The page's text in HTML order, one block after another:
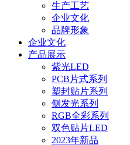
生产工艺
企业文化
品牌形象
企业文化
产品展示
紫光LED
PCB片式系列
塑封贴片系列
侧发光系列
RGB全彩系列
双色贴片LED
2023年新品